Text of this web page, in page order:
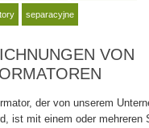
separacyjne
VON
der von unserem
ist mit einem oder mehreren